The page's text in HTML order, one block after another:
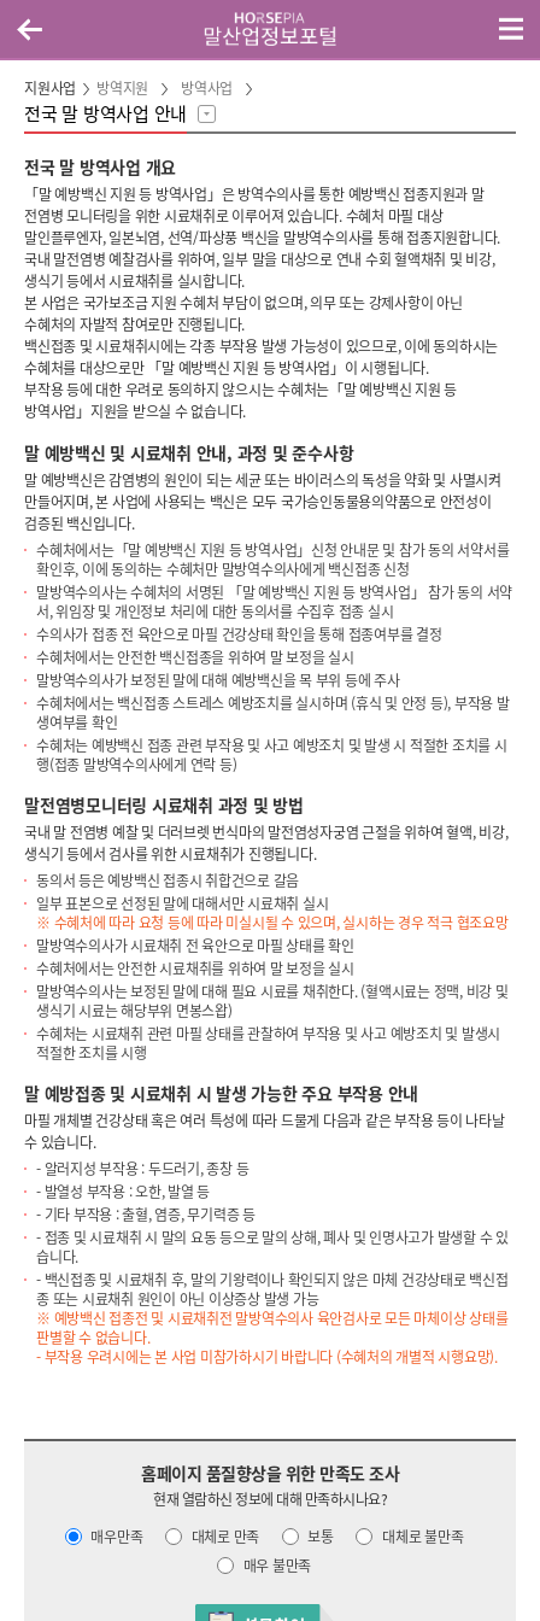
지원사업 방역지원 방역사업
전국 말 방역사업 안내
전국 말 방역사업 개요
「말 예방백신 지원 등 방역사업」은 방역수의사를 통한 예방백신 접종지원과 말
전염병 모니터링을 위한 시료채취로 이루어져 있습니다. 수혜처 마필 대상
말인플루엔자, 일본뇌염, 선역/파상풍 백신을 말방역수의사를 통해 접종지원합니다.
국내 말전염병 예찰검사를 위하여, 일부 말을 대상으로 연내 수회 혈액채취 및 비강,
생식기 등에서 시료채취를 실시합니다.
본 사업은 국가보조금 지원 수혜처 부담이 없으며, 의무 또는 강제사항이 아닌
수혜처의 자발적 참여로만 진행됩니다.
백신접종 및 시료채취시에는 각종 부작용 발생 가능성이 있으므로, 이에 동의하시는
수혜처를 대상으로만 「말 예방백신 지원 등 방역사업」이 시행됩니다.
부작용 등에 대한 우려로 동의하지 않으시는 수혜처는「말 예방백신 지원 등
방역사업」지원을 받으실 수 없습니다.
말 예방백신 및 시료채취 안내, 과정 및 준수사항
말 예방백신은 감염병의 원인이 되는 세균 또는 바이러스의 독성을 약화 및 사멸시켜
만들어지며, 본 사업에 사용되는 백신은 모두 국가승인동물용의약품으로 안전성이
검증된 백신입니다.
수혜처에서는「말 예방백신 지원 등 방역사업」신청 안내문 및 참가 동의 서약서를
확인후, 이에 동의하는 수혜처만 말방역수의사에게 백신접종 신청
말방역수의사는 수혜처의 서명된 「말 예방백신 지원 등 방역사업」 참가 동의 서약
서, 위임장 및 개인정보 처리에 대한 동의서를 수집후 접종 실시
수의사가 접종 전 육안으로 마필 건강상태 확인을 통해 접종여부를 결정
수혜처에서는 안전한 백신접종을 위하여 말 보정을 실시
말방역수의사가 보정된 말에 대해 예방백신을 목 부위 등에 주사
수혜처에서는 백신접종 스트레스 예방조치를 실시하며 (휴식 및 안정 등), 부작용 발
생여부를 확인
수혜처는 예방백신 접종 관련 부작용 및 사고 예방조치 및 발생 시 적절한 조치를 시
행(접종 말방역수의사에게 연락 등)
말전염병모니터링 시료채취 과정 및 방법
국내 말 전염병 예찰 및 더러브렛 번식마의 말전염성자궁염 근절을 위하여 혈액, 비강,
생식기 등에서 검사를 위한 시료채취가 진행됩니다.
동의서 등은 예방백신 접종시 취합건으로 갈음
일부 표본으로 선정된 말에 대해서만 시료채취 실시
※ 수혜처에 따라 요청 등에 따라 미실시될 수 있으며, 실시하는 경우 적극 협조요망
말방역수의사가 시료채취 전 육안으로 마필 상태를 확인
수혜처에서는 안전한 시료채취를 위하여 말 보정을 실시
말방역수의사는 보정된 말에 대해 필요 시료를 채취한다. (혈액시료는 정맥, 비강 및
생식기 시료는 해당부위 면봉스왑)
수혜처는 시료채취 관련 마필 상태를 관찰하여 부작용 및 사고 예방조치 및 발생시
적절한 조치를 시행
말 예방접종 및 시료채취 시 발생 가능한 주요 부작용 안내
마필 개체별 건강상태 혹은 여러 특성에 따라 드물게 다음과 같은 부작용 등이 나타날
수 있습니다.
- 알러지성 부작용 : 두드러기, 종창 등
- 발열성 부작용 : 오한, 발열 등
- 기타 부작용 : 출혈, 염증, 무기력증 등
- 접종 및 시료채취 시 말의 요동 등으로 말의 상해, 폐사 및 인명사고가 발생할 수 있
습니다.
- 백신접종 및 시료채취 후, 말의 기왕력이나 확인되지 않은 마체 건강상태로 백신접
종 또는 시료채취 원인이 아닌 이상증상 발생 가능
※ 예방백신 접종전 및 시료채취전 말방역수의사 육안검사로 모든 마체이상 상태를
판별할 수 없습니다.
- 부작용 우려시에는 본 사업 미참가하시기 바랍니다 (수혜처의 개별적 시행요망).
홈페이지 품질향상을 위한 만족도 조사
현재 열람하신 정보에 대해 만족하시나요?
매우만족
대체로 만족 보통
대체로 불만족
매우 불만족